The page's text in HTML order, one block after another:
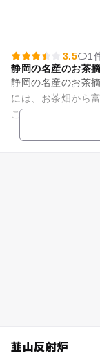
3.5
1
静岡の名産のお茶
静岡の名産のお茶
には、お茶畑から
ことも出来ます。
とが出来ます。 お
韮山反射炉